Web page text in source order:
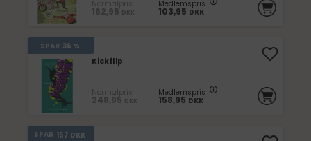
Normalpris
162,95 DKK
Medlemspris
103,95 DKK
SPAR 36 %
Kickflip
Normalpris
248,95 DKK
Medlemspris
158,95 DKK
SPAR 157 DKK